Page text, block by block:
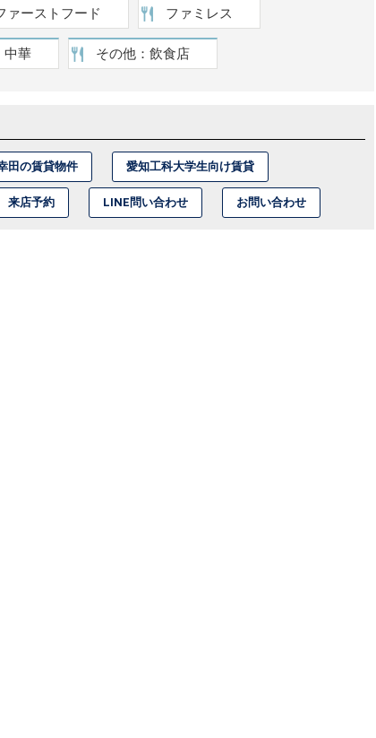
ァーストフード ファミレス
中華 その他：飲食店
田の賃貸物件 愛知工科大学生向け賃貸
来店予約 LINE問い合わせ お問い合わせ